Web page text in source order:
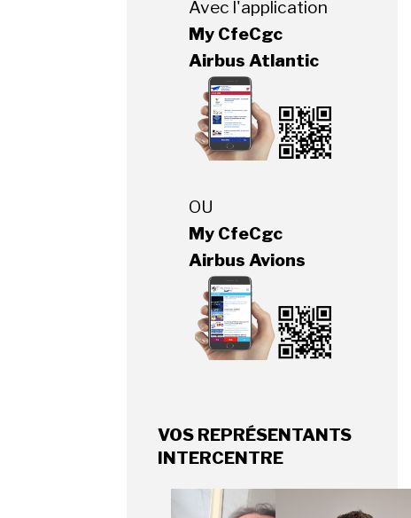
Avec l'application
My CfeCgc
Airbus Atlantic
OU
My CfeCgc
Airbus Avions
VOS REPRÉSENTANTS
INTERCENTRE